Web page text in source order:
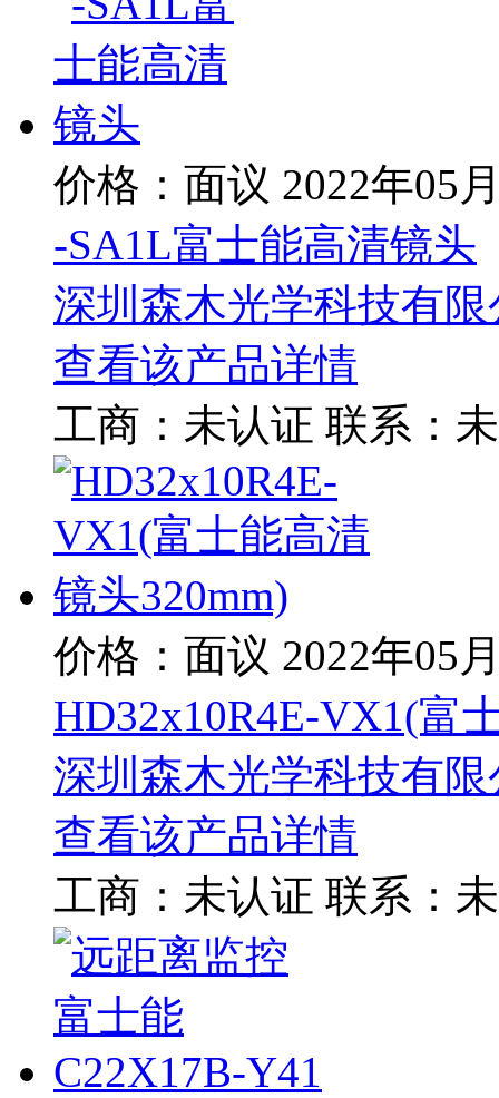
价格：面议 2022年05
-SA1L富士能高清镜头
深圳森木光学科技有限
查看该产品详情
工商： 未认证 联系：
价格：面议 2022年05
HD32x10R4E-VX1(富
深圳森木光学科技有限
查看该产品详情
工商： 未认证 联系：